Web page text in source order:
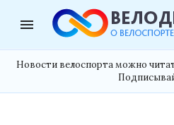
menu
Новости велоспорта можно